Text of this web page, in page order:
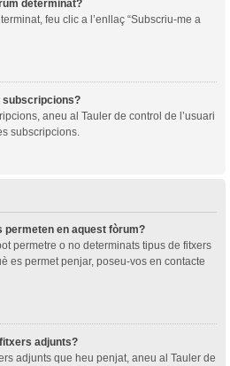
determinat?
feu clic a l’enllaç “Subscriu-me a
subscripcions?
aneu al Tauler de control de l’usuari
subscripcions.
permeten en aquest fòrum?
permetre o no determinats tipus de fitxers
es permet penjar, poseu-vos en contacte
adjunts?
adjunts que heu penjat, aneu al Tauler de